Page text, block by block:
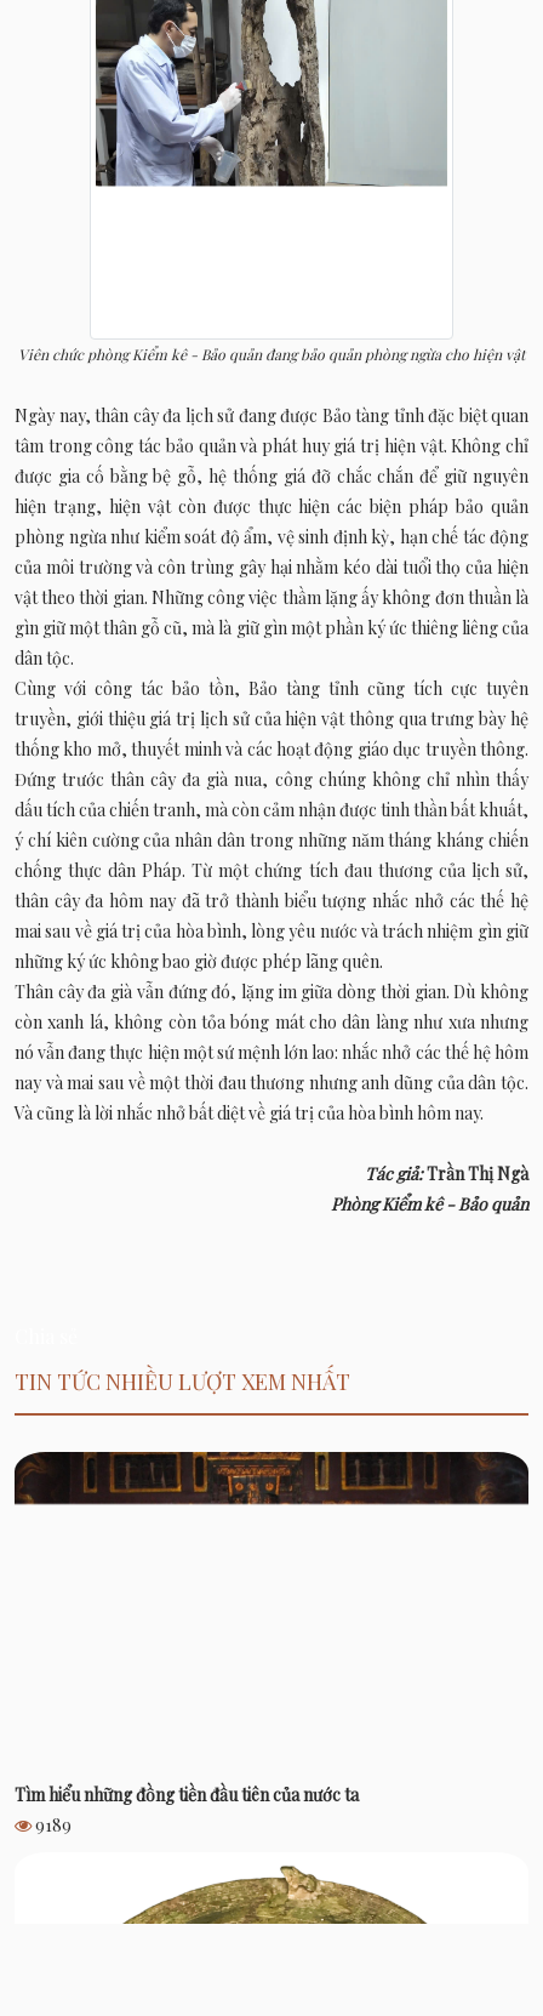
Viên chức phòng Kiểm kê - Bảo quản đang bảo quản phòng ngừa cho hiện vật
Ngày nay, thân cây đa lịch sử đang được Bảo tàng tỉnh đặc biệt quan
tâm trong công tác bảo quản và phát huy giá trị hiện vật. Không chỉ
được gia cố bằng bệ gỗ, hệ thống giá đỡ chắc chắn để giữ nguyên
hiện trạng, hiện vật còn được thực hiện các biện pháp bảo quản
phòng ngừa như kiểm soát độ ẩm, vệ sinh định kỳ, hạn chế tác động
của môi trường và côn trùng gây hại nhằm kéo dài tuổi thọ của hiện
vật theo thời gian. Những công việc thầm lặng ấy không đơn thuần là
gìn giữ một thân gỗ cũ, mà là giữ gìn một phần ký ức thiêng liêng của
dân tộc.
Cùng với công tác bảo tồn, Bảo tàng tỉnh cũng tích cực tuyên
truyền, giới thiệu giá trị lịch sử của hiện vật thông qua trưng bày hệ
thống kho mở, thuyết minh và các hoạt động giáo dục truyền thông.
Đứng trước thân cây đa già nua, công chúng không chỉ nhìn thấy
dấu tích của chiến tranh, mà còn cảm nhận được tinh thần bất khuất,
ý chí kiên cường của nhân dân trong những năm tháng kháng chiến
chống thực dân Pháp. Từ một chứng tích đau thương của lịch sử,
thân cây đa hôm nay đã trở thành biểu tượng nhắc nhở các thế hệ
mai sau về giá trị của hòa bình, lòng yêu nước và trách nhiệm gìn giữ
những ký ức không bao giờ được phép lãng quên.
Thân cây đa già vẫn đứng đó, lặng im giữa dòng thời gian. Dù không
còn xanh lá, không còn tỏa bóng mát cho dân làng như xưa nhưng
nó vẫn đang thực hiện một sứ mệnh lớn lao: nhắc nhở các thế hệ hôm
nay và mai sau về một thời đau thương nhưng anh dũng của dân tộc.
Và cũng là lời nhắc nhở bất diệt về giá trị của hòa bình hôm nay.
Tác giả:Trần Thị Ngà
Phòng Kiểm kê - Bảo quản
TIN TỨC NHIỀU LƯỢT XEM NHẤT
Tìm hiểu những đồng tiền đầu tiên của nước ta
9189